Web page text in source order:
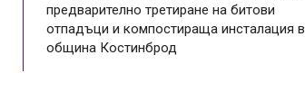
предварително третиране на битови
отпадъци и компостираща инсталация в
община Костинброд